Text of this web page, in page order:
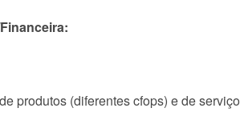
produtos (diferentes cfops) e de serviço